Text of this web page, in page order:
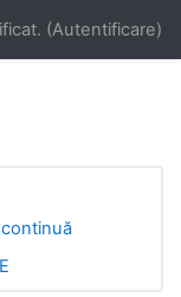
(Autentificare)